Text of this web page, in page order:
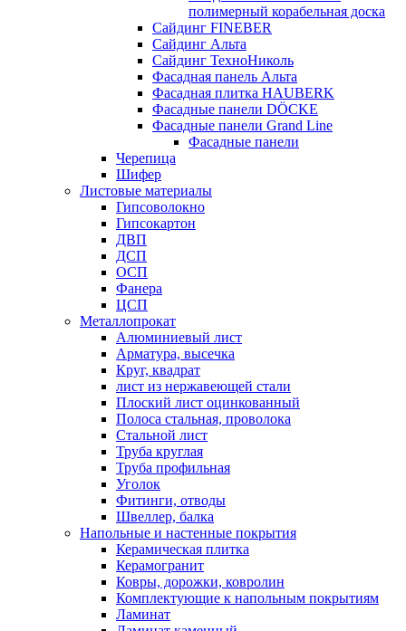
полимерный корабельная доска
Сайдинг FINEBER
Сайдинг Альта
Сайдинг ТехноНиколь
Фасадная панель Альта
Фасадная плитка HAUBERK
Фасадные панели DÖCKE
Фасадные панели Grand Line
Фасадные панели
Черепица
Шифер
Листовые материалы
Гипсоволокно
Гипсокартон
ДВП
ДСП
ОСП
Фанера
ЦСП
Металлопрокат
Алюминиевый лист
Арматура, высечка
Круг, квадрат
лист из нержавеющей стали
Плоский лист оцинкованный
Полоса стальная, проволока
Стальной лист
Труба круглая
Труба профильная
Уголок
Фитинги, отводы
Швеллер, балка
Напольные и настенные покрытия
Керамическая плитка
Керамогранит
Ковры, дорожки, ковролин
Комплектующие к напольным покрытиям
Ламинат